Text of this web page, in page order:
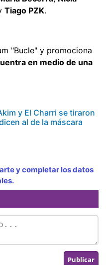
Tiago PZK.
"Bucle" y promociona
en medio de una
y El Charri se tiraron
al de la máscara
y completar los datos